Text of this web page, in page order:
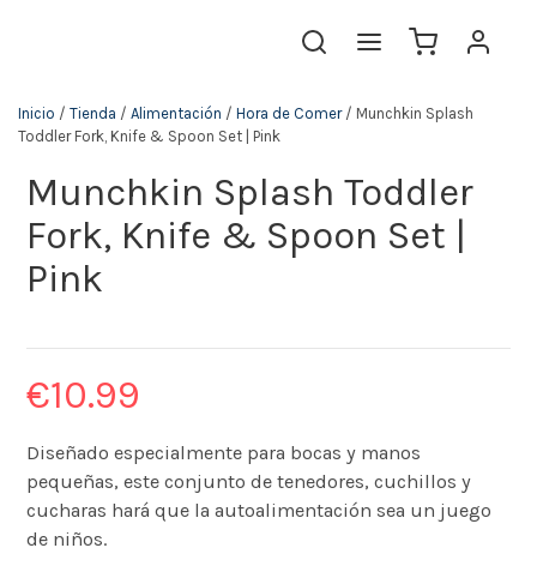
Inicio / Tienda / Alimentación / Hora de Comer/ Munchkin Splash
Toddler Fork, Knife & Spoon Set | Pink
Munchkin Splash Toddler
Fork, Knife & Spoon Set |
Pink
€10.99
Diseñado especialmente para bocas y manos
pequeñas, este conjunto de tenedores, cuchillos y
cucharas hará que la autoalimentación sea un juego
de niños.